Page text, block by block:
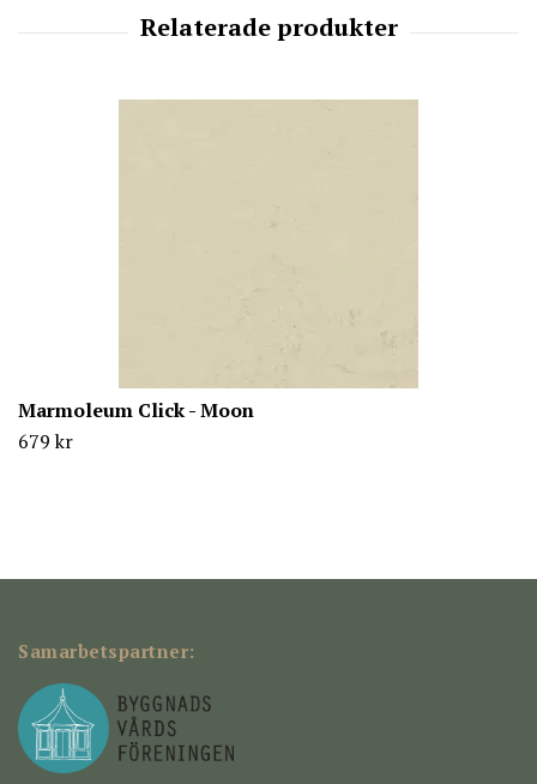
Marmoleum Click - Moon
679 kr
Samarbetspartner: